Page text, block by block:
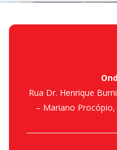
Rua Dr. Henrique
– Mariano Procópio,